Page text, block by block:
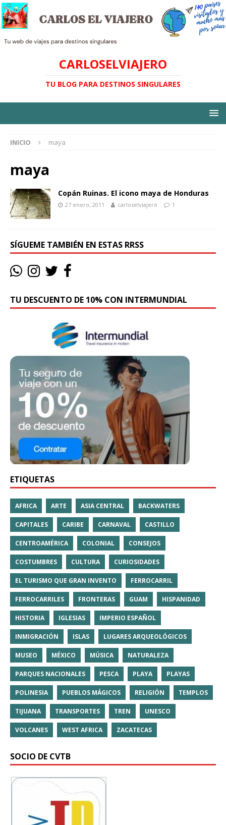
CARLOSELVIAJERO
TU BLOG PARA DESTINOS SINGULARES
INICIO maya
maya
Copán Ruinas. El icono maya de Honduras
27 enero, 2011 carloselviajero 1
SÍGUEME TAMBIÉN EN ESTAS RRSS
TU DESCUENTO DE 10% CON INTERMUNDIAL
ETIQUETAS
AFRICA ARTE ASIA CENTRAL BACKWATERS
CAPITALES CARIBE CARNAVAL CASTILLO
CENTROAMÉRICA COLONIAL CONSEJOS
COSTUMBRES CULTURA CURIOSIDADES
EL TURISMO QUE GRAN INVENTO FERROCARRIL
FERROCARRILES FRONTERAS GUAM HISPANIDAD
HISTORIA IGLESIAS IMPERIO ESPAÑOL
INMIGRACIÓN ISLAS LUGARES ARQUEOLÓGICOS
MUSEO MÉXICO MÚSICA NATURALEZA
PARQUES NACIONALES PESCA PLAYA PLAYAS
POLINESIA PUEBLOS MÁGICOS RELIGIÓN TEMPLOS
TIJUANA TRANSPORTES TREN UNESCO
VOLCANES WEST AFRICA ZACATECAS
SOCIO DE CVTB